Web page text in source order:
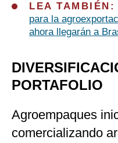
LEA TAMBIÉN:
para la
ahora llegarán a
PORTAFOLIO
Agroempaques
comercializando